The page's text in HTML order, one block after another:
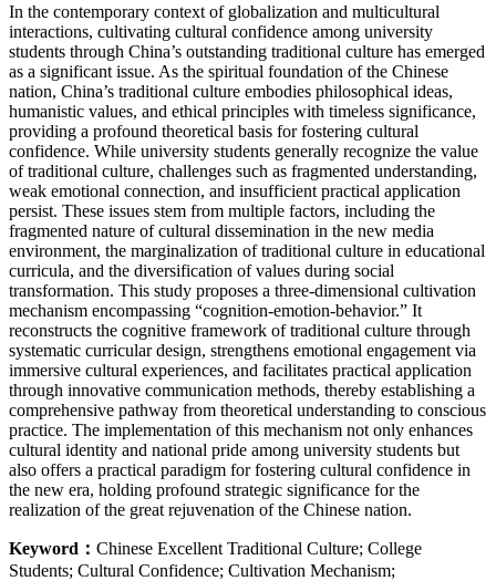
In the contemporary context of globalization and multicultural
interactions, cultivating cultural confidence among university
students through China’s outstanding traditional culture has emerged
as a significant issue. As the spiritual foundation of the Chinese
nation, China’s traditional culture embodies philosophical ideas,
humanistic values, and ethical principles with timeless significance,
providing a profound theoretical basis for fostering cultural
confidence. While university students generally recognize the value
of traditional culture, challenges such as fragmented understanding,
weak emotional connection, and insufficient practical application
persist. These issues stem from multiple factors, including the
fragmented nature of cultural dissemination in the new media
environment, the marginalization of traditional culture in educational
curricula, and the diversification of values during social
transformation. This study proposes a three-dimensional cultivation
mechanism encompassing “cognition-emotion-behavior.” It
reconstructs the cognitive framework of traditional culture through
systematic curricular design, strengthens emotional engagement via
immersive cultural experiences, and facilitates practical application
through innovative communication methods, thereby establishing a
comprehensive pathway from theoretical understanding to conscious
practice. The implementation of this mechanism not only enhances
cultural identity and national pride among university students but
also offers a practical paradigm for fostering cultural confidence in
the new era, holding profound strategic significance for the
realization of the great rejuvenation of the Chinese nation.
Keyword： Chinese Excellent Traditional Culture; College
Students; Cultural Confidence; Cultivation Mechanism;